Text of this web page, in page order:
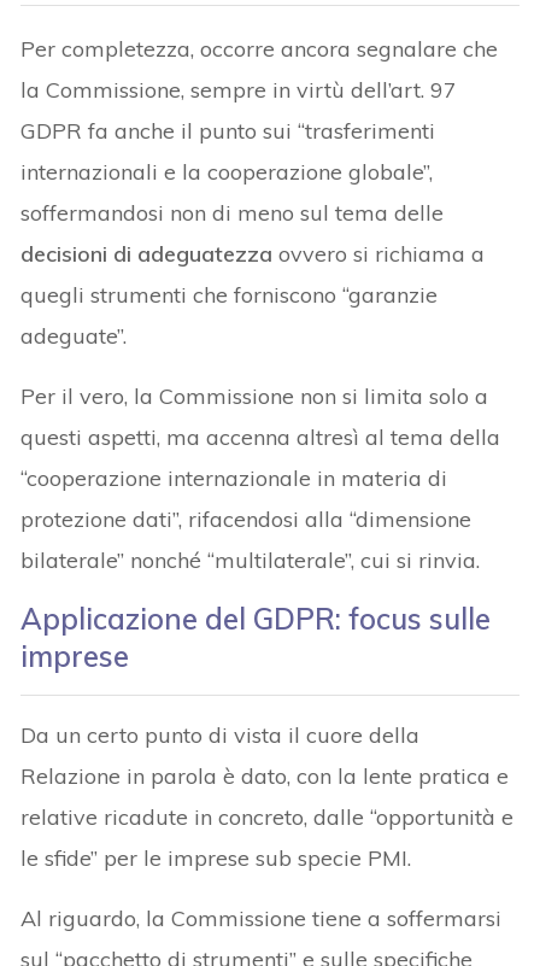
Per completezza, occorre ancora segnalare che
la Commissione, sempre in virtù dell’art. 97
GDPR fa anche il punto sui “trasferimenti
internazionali e la cooperazione globale”,
soffermandosi non di meno sul tema delle
decisioni di adeguatezza ovvero si richiama a
quegli strumenti che forniscono “garanzie
adeguate”.
Per il vero, la Commissione non si limita solo a
questi aspetti, ma accenna altresì al tema della
“cooperazione internazionale in materia di
protezione dati”, rifacendosi alla “dimensione
bilaterale” nonché “multilaterale”, cui si rinvia.
Applicazione del GDPR: focus sulle
imprese
Da un certo punto di vista il cuore della
Relazione in parola è dato, con la lente pratica e
relative ricadute in concreto, dalle “opportunità e
le sfide” per le imprese sub specie PMI.
Al riguardo, la Commissione tiene a soffermarsi
sul “pacchetto di strumenti” e sulle specifiche